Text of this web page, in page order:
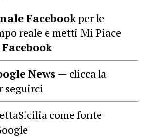
Facebookper le
reale e metti Mi Piace
News — clicca la
seguirci
come fonte